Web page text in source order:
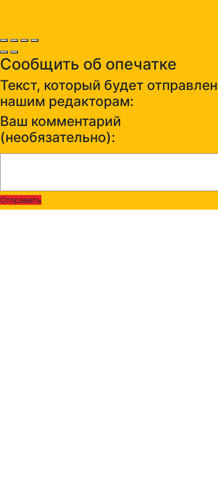
Сообщить об опечатке
Текст, который будет отправлен
нашим редакторам:
Ваш комментарий
(необязательно):
Отправить